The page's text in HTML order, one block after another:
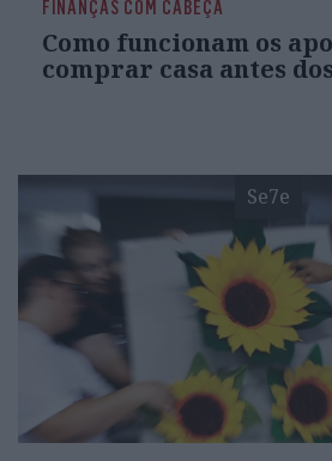
FINANÇAS COM CABEÇA
Como funcionam os
comprar casa antes
Se7e